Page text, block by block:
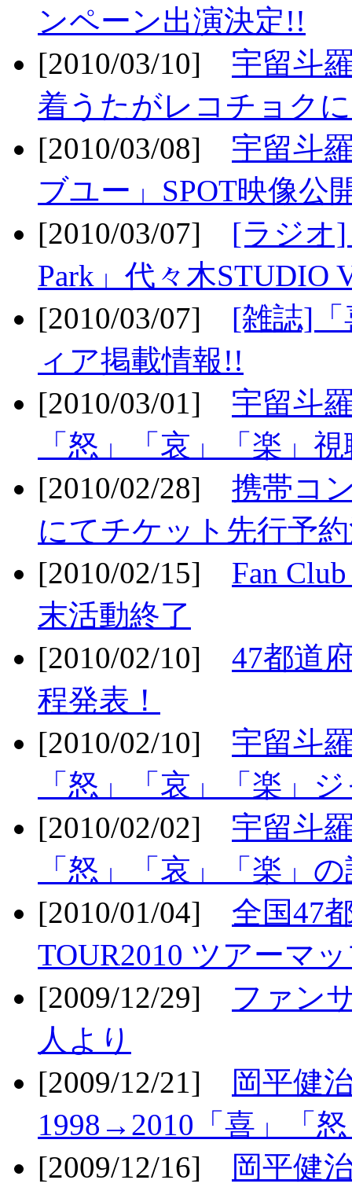
ンペーン出演決定!!
[2010/03/10] 宇留斗
着うたがレコチョク
[2010/03/08] 宇留斗
ブユー」SPOT映像公
[2010/03/07] [ラジオ]
Park」代々木STUDIO
[2010/03/07] [雑誌]「
ィア掲載情報!!
[2010/03/01] 宇留斗
「怒」「哀」「楽」
[2010/02/28] 携帯コ
にてチケット先行予
[2010/02/15] Fan
末活動終了
[2010/02/10] 47都道
程発表！
[2010/02/10] 宇留斗
「怒」「哀」「楽」
[2010/02/02] 宇留斗
「怒」「哀」「楽」
[2010/01/04] 全国47
TOUR2010 ツアーマ
[2009/12/29] ファン
人より
[2009/12/21]
岡平健
1998→2010「喜」「
[2009/12/16]
岡平健